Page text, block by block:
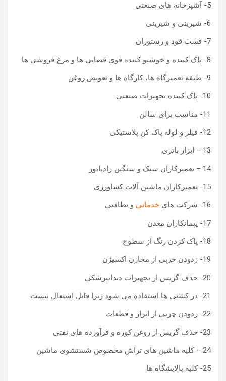
5- آشپزخانه های صنعتی
6- شیرینی و شیرینی
7- فست فود و رستوران
8- پاک کننده و خوشبو کننده قوی قصابی ها و مرغ فروشی ها
9- طبقه تعمیرگاه ها، کارگاه ها و تعویض روغن
10- پاک کننده تجهیزات صنعتی
11- مناسب برای سالن
12- فیلر و لوله پاک کن پلاستیکی
13 – ابزار باتری
14 – تعمیرکاران سبک و سنگین رادیاتور
15- تعمیرکاران ماشین آلات کشاورزی
16- شرکت های
خدماتی و نظافتی
17- پیمانکاران معدن
18- پاک کردن رنگ از سطوح
19- زدودن چربی از مخازن اکسیژن
20- حذف گریس از تجهیزات دندانپزشکی
21- در کشتی ها استفاده می شود زیرا قابل اشتعال نیست
22- زدودن چربی از ابزار و قطعات
23- حذف گریس از روغن کوره و فرآورده های نفتی
24 – کلیه ماشین های تراش مخصوص شستشوی ماشین
25- کلیه پالایشگاه ها